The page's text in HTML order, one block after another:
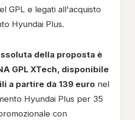
GPL e legati all'acquisto
Hyundai Plus.
della proposta è
GPL XTech, disponibile
a partire da 139 euro nel
Hyundai Plus per 35
con